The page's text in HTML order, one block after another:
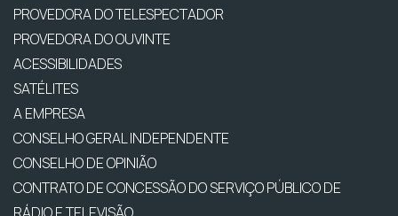
PROVEDORA DO TELESPECTADOR
PROVEDORA DO OUVINTE
ACESSIBILIDADES
SATÉLITES
A EMPRESA
CONSELHO GERAL INDEPENDENTE
CONSELHO DE OPINIÃO
CONTRATO DE CONCESSÃO DO SERVIÇO PÚBLICO DE
RÁDIO E TELEVISÃO